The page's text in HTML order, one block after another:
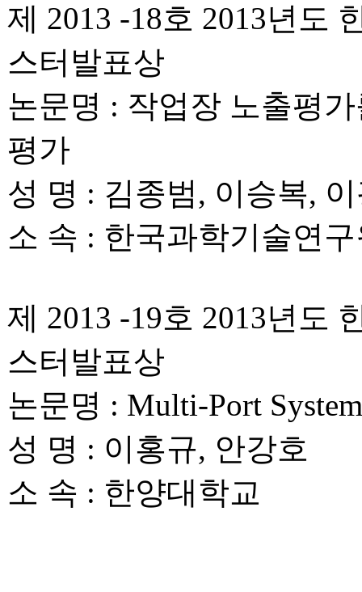
제 2013 -18호 2013년도
스터발표상
논문명 : 작업장 노출평
평가
성 명 : 김종범, 이승복,
소 속 : 한국과학기술연
제 2013 -19호 2013년도
스터발표상
논문명 : Multi-Port
성 명 : 이홍규, 안강호
소 속 : 한양대학교